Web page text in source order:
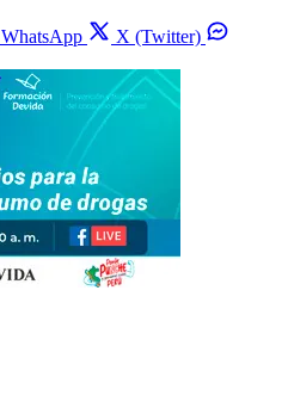
WhatsApp
X (Twitter)